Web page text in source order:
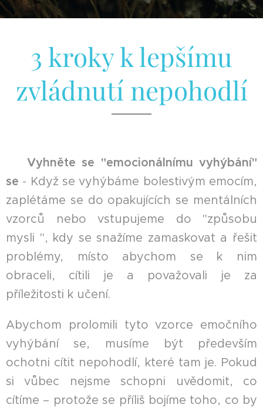
3 kroky k lepšímu
zvládnutí nepohodlí
Vyhněte se "emocionálnímu vyhýbání"
se - Když se vyhýbáme bolestivým emocím,
zaplétáme se do opakujících se mentálních
vzorců nebo vstupujeme do "způsobu
mysli ", kdy se snažíme zamaskovat a řešit
problémy, místo abychom se k nim
obraceli, cítili je a považovali je za
příležitosti k učení.
Abychom prolomili tyto vzorce emočního
vyhýbání se, musíme být především
ochotni cítit nepohodlí, které tam je. Pokud
si vůbec nejsme schopni uvědomit, co
cítíme – protože se příliš bojíme toho, co by